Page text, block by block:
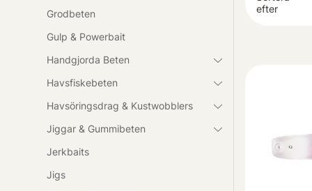
Grodbeten
Gulp & Powerbait
Handgjorda Beten
Havsfiskebeten
Havsöringsdrag & Kustwobblers
Jiggar & Gummibeten
Jerkbaits
Jigs
Välj bland
efter